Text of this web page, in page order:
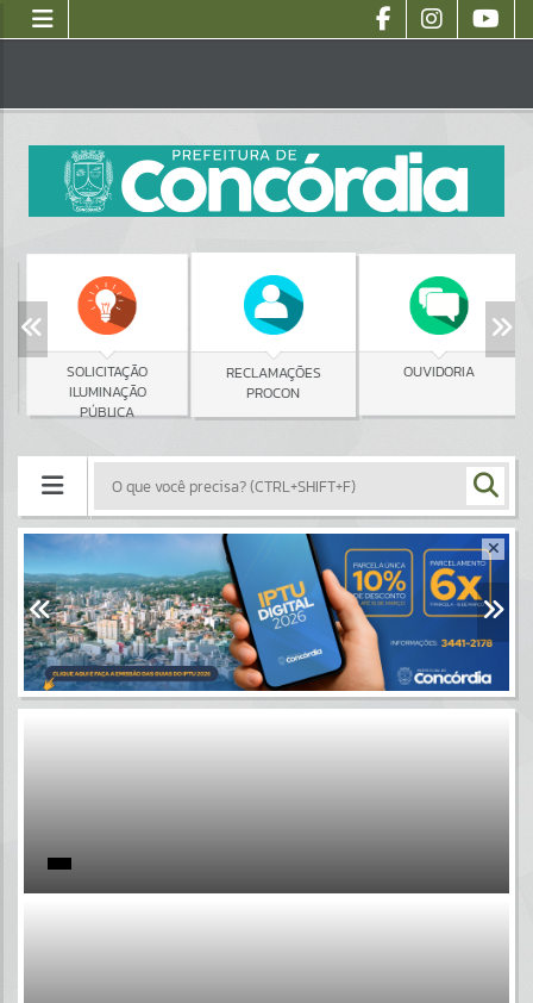
SOLICITAÇÃO
ILUMINAÇÃO
PÚBLICA
RECLAMAÇÕES
PROCON
OUVIDORIA
Portais
Por favor, aguarde...
Por favor, aguarde...